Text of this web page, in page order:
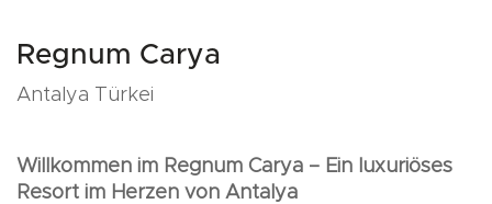
Regnum Carya
Antalya Türkei
Willkommen im Regnum Carya – Ein luxuriöses
Resort im Herzen von Antalya